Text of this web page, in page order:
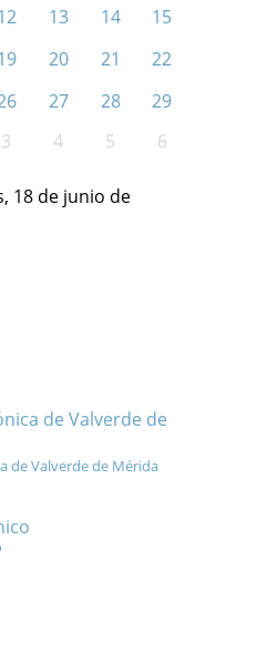
13 14
15
20 21
22
27 28
29
3 4 5 6
18 de junio de
de Valverde de
de Valverde de Mérida